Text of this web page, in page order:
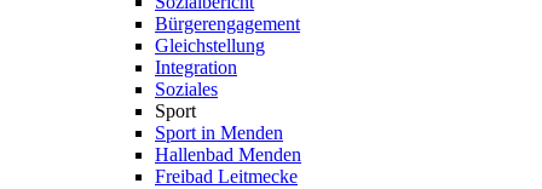
Bürgerengagement
Gleichstellung
Integration
Soziales
Sport
Sport in Menden
Hallenbad Menden
Freibad Leitmecke